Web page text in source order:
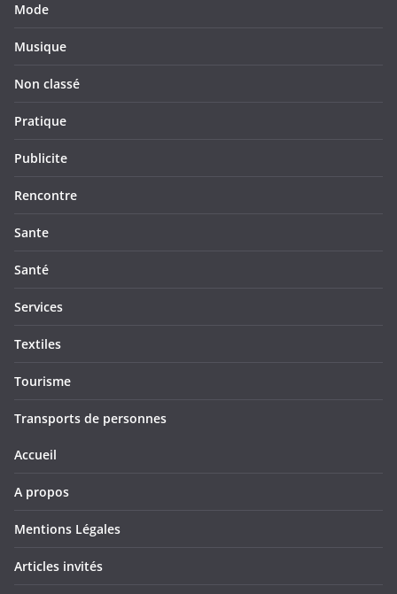
Mode
Musique
Non classé
Pratique
Publicite
Rencontre
Sante
Santé
Services
Textiles
Tourisme
Transports de personnes
Accueil
A propos
Mentions Légales
Articles invités